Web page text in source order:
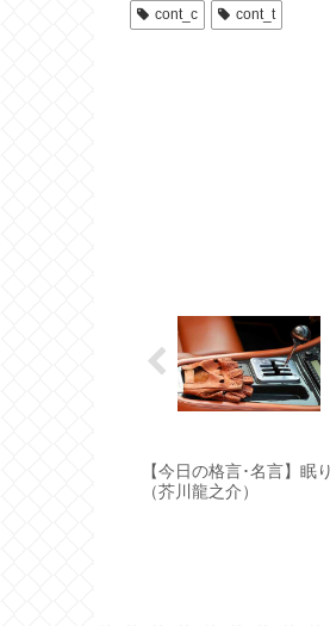
cont_c cont_t
【今日の格言･名言】眠
（芥川龍之介）